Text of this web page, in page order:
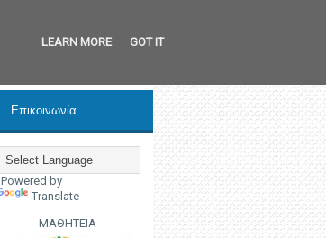
Επικοινωνία
Powered by
Translate
ΜΑΘΗΤΕΙΑ
LEARN MORE GOT IT